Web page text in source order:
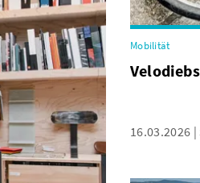
Mobilität
16.03.2026